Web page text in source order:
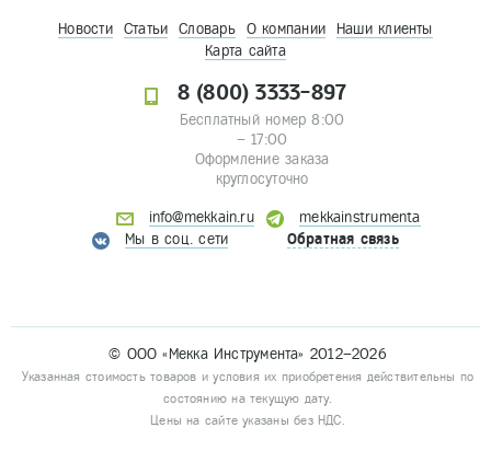
Новости Статьи Словарь О компании
Наши клиенты
Карта сайта
8 (800) 3333-897
Бесплатный номер 8:00
– 17:00
Оформление заказа
круглосуточно
info@mekkain.ru
mekkainstrumenta
Мы в соц. сети
Обратная связь
© ООО «Мекка Инструмента» 2012–2026
Указанная стоимость товаров и условия их приобретения действительны по
состоянию на текущую дату.
Цены на сайте указаны без НДС.